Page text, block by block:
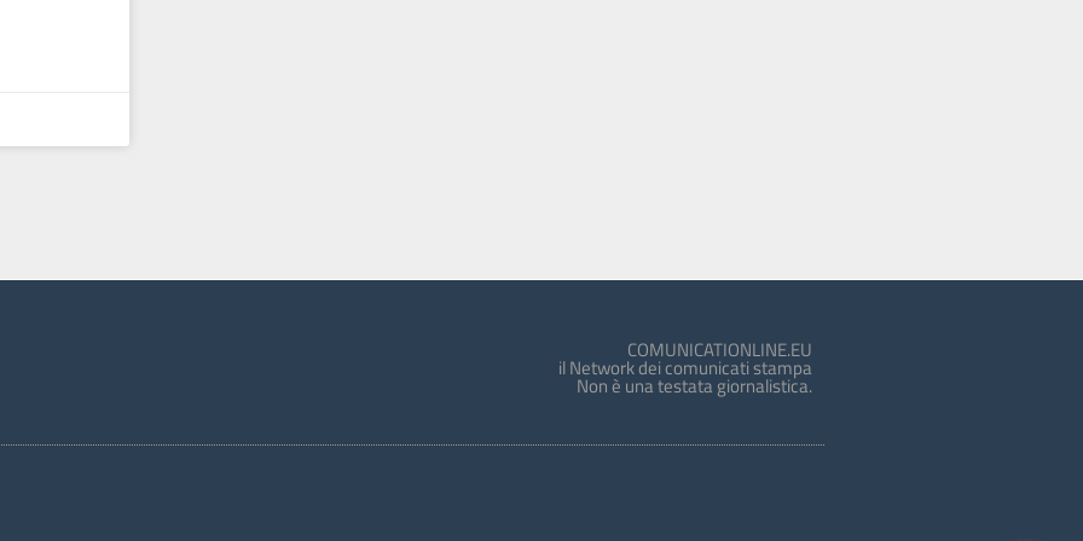
COMUNICATIONLINE.EU
il Network dei comunicati stampa
Non è una testata giornalistica.